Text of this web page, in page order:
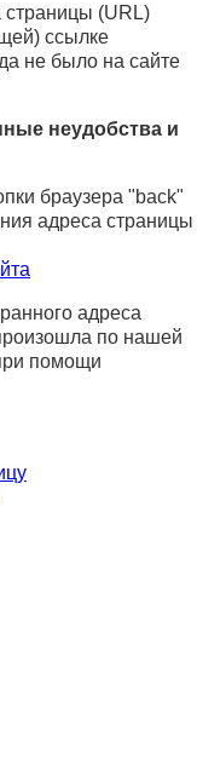
(URL)
ссылке
не было на сайте
неудобства и
браузера "back"
адреса страницы
адреса
по нашей
помощи